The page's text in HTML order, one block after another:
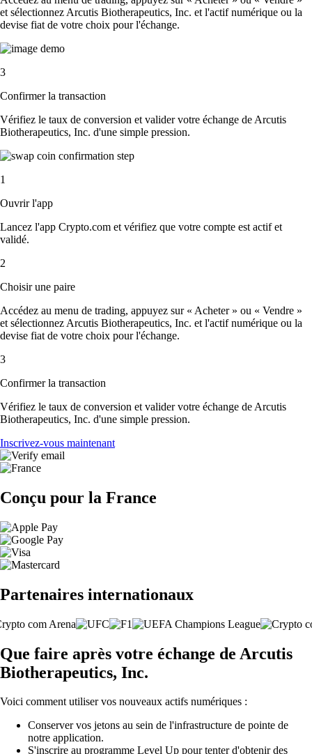
et sélectionnez Arcutis Biotherapeutics, Inc. et l'actif numérique ou la
devise fiat de votre choix pour l'échange.
3
Confirmer la transaction
Vérifiez le taux de conversion et valider votre échange de Arcutis
Biotherapeutics, Inc. d'une simple pression.
1
Ouvrir l'app
Lancez l'app Crypto.com et vérifiez que votre compte est actif et
validé.
2
Choisir une paire
Accédez au menu de trading, appuyez sur « Acheter » ou « Vendre »
et sélectionnez Arcutis Biotherapeutics, Inc. et l'actif numérique ou la
devise fiat de votre choix pour l'échange.
3
Confirmer la transaction
Vérifiez le taux de conversion et valider votre échange de Arcutis
Biotherapeutics, Inc. d'une simple pression.
Inscrivez-vous maintenant
Conçu pour la France
Partenaires internationaux
Que faire après votre échange de Arcutis
Biotherapeutics, Inc.
Voici comment utiliser vos nouveaux actifs numériques :
Conserver vos jetons au sein de l'infrastructure de pointe de
notre application.
S'inscrire au programme Level Up pour tenter d'obtenir des